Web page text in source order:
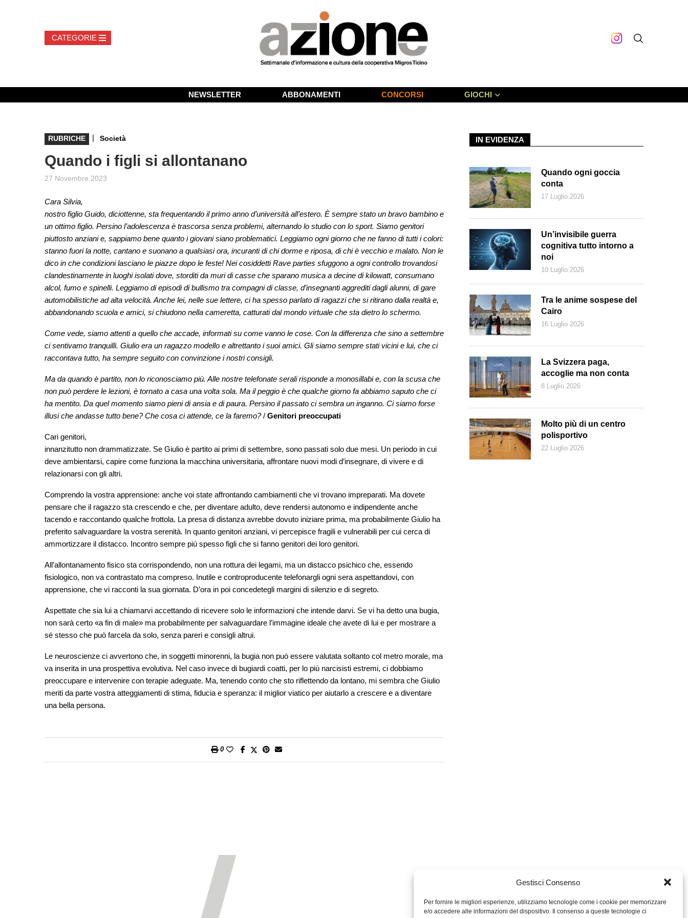
Gestisci Consenso
Per fornire le migliori esperienze, utilizziamo tecnologie come i cookie per memorizzare
e/o accedere alle informazioni del dispositivo. Il consenso a queste tecnologie ci
NEWSLETTER ABBONAMENTI CONCORSI GIOCHI
RUBRICHE | Società
Quando i figli si allontanano
27 Novembre 2023
Cara Silvia,
nostro figlio Guido, diciottenne, sta frequentando il primo anno d’università all’estero. È sempre stato un bravo bambino e
un ottimo figlio. Persino l’adolescenza è trascorsa senza problemi, alternando lo studio con lo sport. Siamo genitori
piuttosto anziani e, sappiamo bene quanto i giovani siano problematici. Leggiamo ogni giorno che ne fanno di tutti i colori:
stanno fuori la notte, cantano e suonano a qualsiasi ora, incuranti di chi dorme e riposa, di chi è vecchio e malato. Non le
dico in che condizioni lasciano le piazze dopo le feste! Nei cosiddetti Rave parties sfuggono a ogni controllo trovandosi
clandestinamente in luoghi isolati dove, storditi da muri di casse che sparano musica a decine di kilowatt, consumano
alcol, fumo e spinelli. Leggiamo di episodi di bullismo tra compagni di classe, d’insegnanti aggrediti dagli alunni, di gare
automobilistiche ad alta velocità. Anche lei, nelle sue lettere, ci ha spesso parlato di ragazzi che si ritirano dalla realtà e,
abbandonando scuola e amici, si chiudono nella cameretta, catturati dal mondo virtuale che sta dietro lo schermo.
Come vede, siamo attenti a quello che accade, informati su come vanno le cose. Con la differenza che sino a settembre
ci sentivamo tranquilli. Giulio era un ragazzo modello e altrettanto i suoi amici. Gli siamo sempre stati vicini e lui, che ci
raccontava tutto, ha sempre seguito con convinzione i nostri consigli.
Ma da quando è partito, non lo riconosciamo più. Alle nostre telefonate serali risponde a monosillabi e, con la scusa che
non può perdere le lezioni, è tornato a casa una volta sola. Ma il peggio è che qualche giorno fa abbiamo saputo che ci
ha mentito. Da quel momento siamo pieni di ansia e di paura. Persino il passato ci sembra un inganno. Ci siamo forse
illusi che andasse tutto bene? Che cosa ci attende, ce la faremo?/ Genitori preoccupati
Cari genitori,
innanzitutto non drammatizzate. Se Giulio è partito ai primi di settembre, sono passati solo due mesi. Un periodo in cui
deve ambientarsi, capire come funziona la macchina universitaria, affrontare nuovi modi d’insegnare, di vivere e di
relazionarsi con gli altri.
Comprendo la vostra apprensione: anche voi state affrontando cambiamenti che vi trovano impreparati. Ma dovete
pensare che il ragazzo sta crescendo e che, per diventare adulto, deve rendersi autonomo e indipendente anche
tacendo e raccontando qualche frottola. La presa di distanza avrebbe dovuto iniziare prima, ma probabilmente Giulio ha
preferito salvaguardare la vostra serenità. In quanto genitori anziani, vi percepisce fragili e vulnerabili per cui cerca di
ammortizzare il distacco. Incontro sempre più spesso figli che si fanno genitori dei loro genitori.
All’allontanamento fisico sta corrispondendo, non una rottura dei legami, ma un distacco psichico che, essendo
fisiologico, non va contrastato ma compreso. Inutile e controproducente telefonargli ogni sera aspettandovi, con
apprensione, che vi racconti la sua giornata. D’ora in poi concedetegli margini di silenzio e di segreto.
Aspettate che sia lui a chiamarvi accettando di ricevere solo le informazioni che intende darvi. Se vi ha detto una bugia,
non sarà certo «a fin di male» ma probabilmente per salvaguardare l’immagine ideale che avete di lui e per mostrare a
sé stesso che può farcela da solo, senza pareri e consigli altrui.
Le neuroscienze ci avvertono che, in soggetti minorenni, la bugia non può essere valutata soltanto col metro morale, ma
va inserita in una prospettiva evolutiva. Nel caso invece di bugiardi coatti, per lo più narcisisti estremi, ci dobbiamo
preoccupare e intervenire con terapie adeguate. Ma, tenendo conto che sto riflettendo da lontano, mi sembra che Giulio
meriti da parte vostra atteggiamenti di stima, fiducia e speranza: il miglior viatico per aiutarlo a crescere e a diventare
una bella persona.
0
IN EVIDENZA
Quando ogni goccia
conta
17 Luglio 2026
Un’invisibile guerra
cognitiva tutto intorno a
noi
10 Luglio 2026
Tra le anime sospese del
Cairo
16 Luglio 2026
La Svizzera paga,
accoglie ma non conta
8 Luglio 2026
Molto più di un centro
polisportivo
22 Luglio 2026